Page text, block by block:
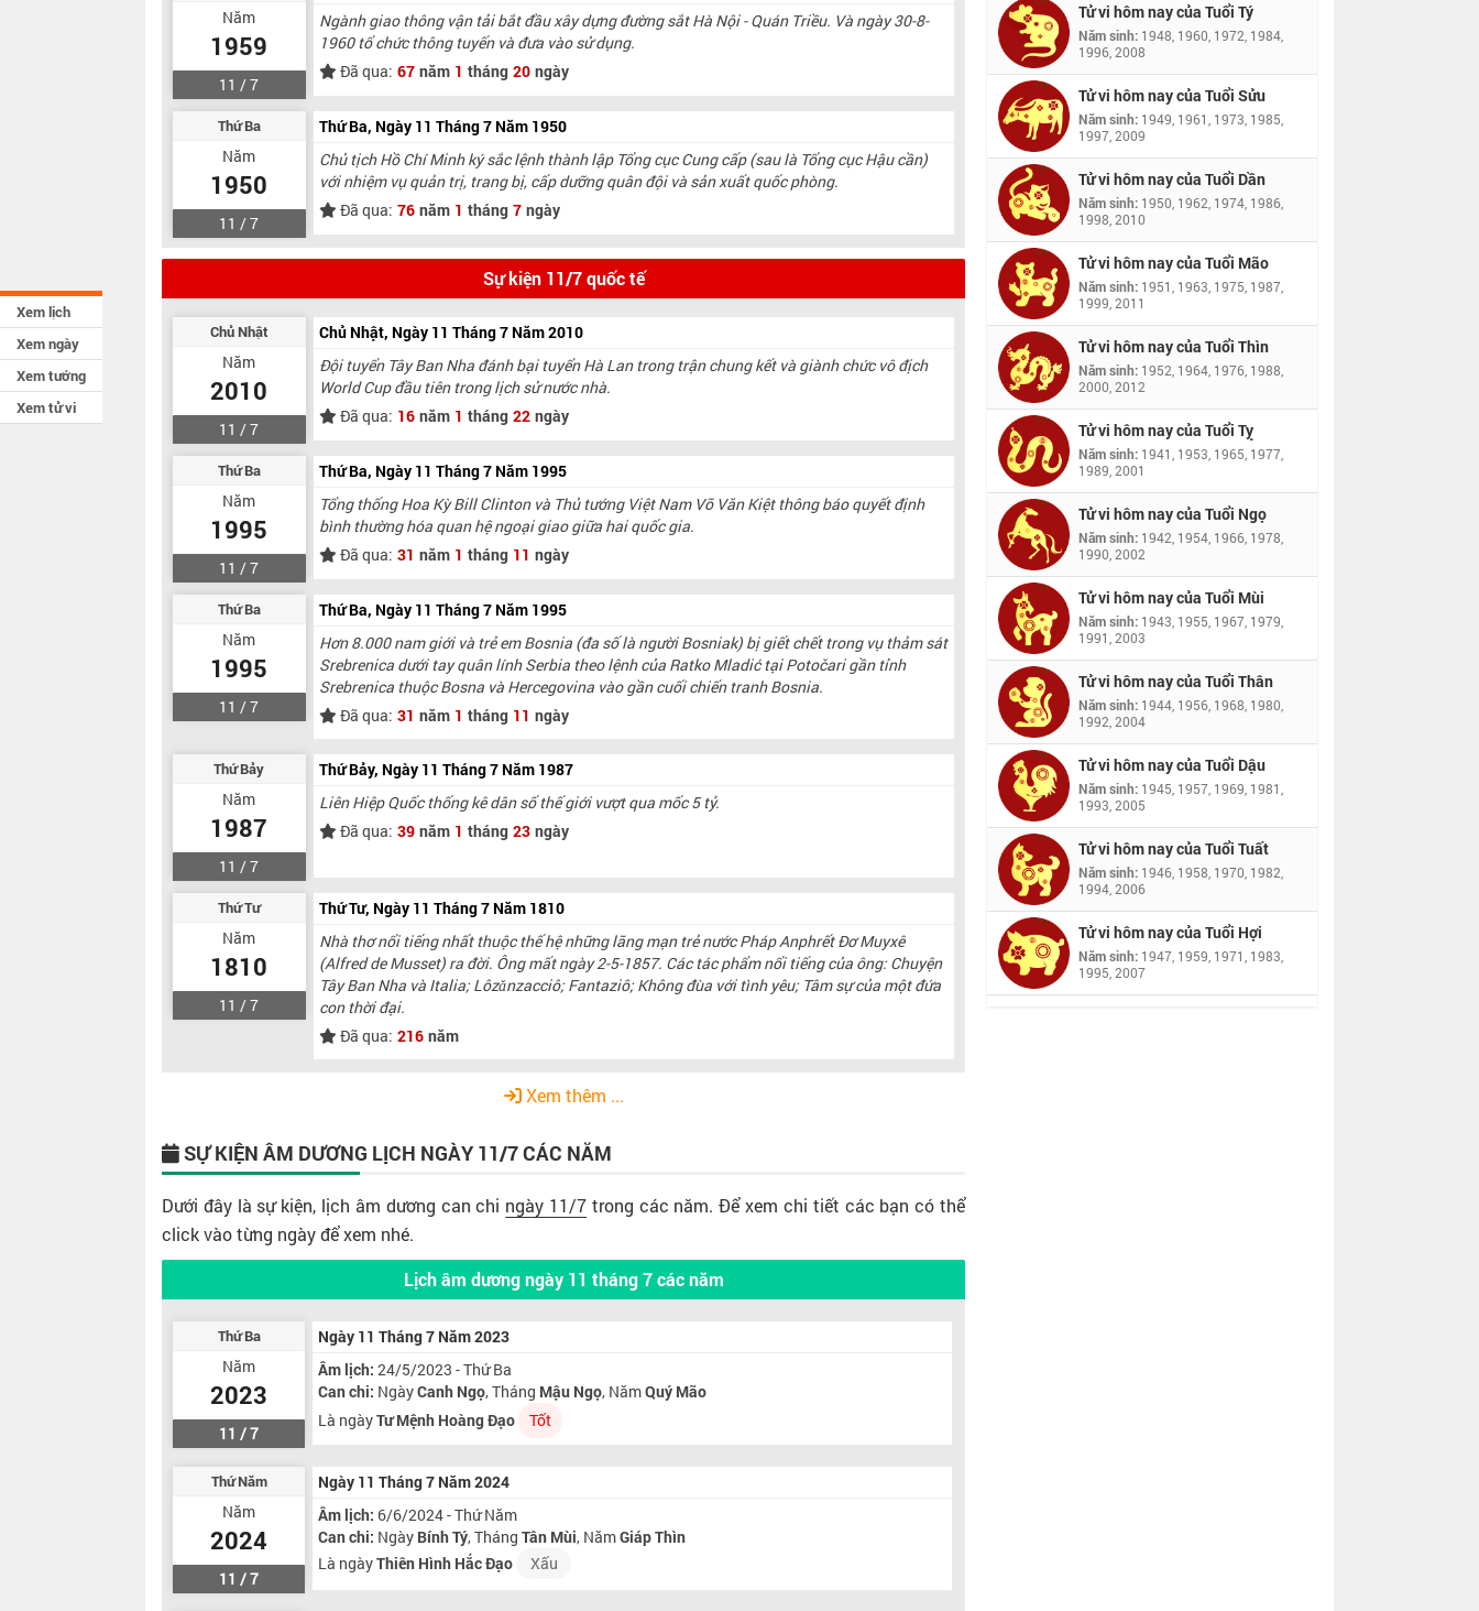
Xem lịch
Xem ngày
Xem tướng
Xem tử vi
Năm
1959
11 / 7
Ngành giao thông vận tải bắt đầu xây dựng đường sắt Hà Nội - Quán Triều. Và ngày 30-8-
1960 tổ chức thông tuyến và đưa vào sử dụng.
Đã qua: 67 năm 1 tháng 20 ngày
Thứ Ba
Năm
1950
11 / 7
Thứ Ba, Ngày 11 Tháng 7 Năm 1950
Chủ tịch Hồ Chí Minh ký sắc lệnh thành lập Tổng cục Cung cấp (sau là Tổng cục Hậu cần)
với nhiệm vụ quản trị, trang bị, cấp dưỡng quân đội và sản xuất quốc phòng.
Đã qua: 76 năm 1 tháng 7 ngày
Sự kiện 11/7 quốc tế
Chủ Nhật
Năm
2010
11 / 7
Chủ Nhật, Ngày 11 Tháng 7 Năm 2010
Đội tuyển Tây Ban Nha đánh bại tuyển Hà Lan trong trận chung kết và giành chức vô địch
World Cup đầu tiên trong lịch sử nước nhà.
Đã qua: 16 năm 1 tháng 22 ngày
Thứ Ba
Năm
1995
11 / 7
Thứ Ba, Ngày 11 Tháng 7 Năm 1995
Tổng thống Hoa Kỳ Bill Clinton và Thủ tướng Việt Nam Võ Văn Kiệt thông báo quyết định
bình thường hóa quan hệ ngoại giao giữa hai quốc gia.
Đã qua: 31 năm 1 tháng 11 ngày
Thứ Ba
Năm
1995
11 / 7
Thứ Ba, Ngày 11 Tháng 7 Năm 1995
Hơn 8.000 nam giới và trẻ em Bosnia (đa số là người Bosniak) bị giết chết trong vụ thảm sát
Srebrenica dưới tay quân lính Serbia theo lệnh của Ratko Mladić tại Potočari gần tỉnh
Srebrenica thuộc Bosna và Hercegovina vào gần cuối chiến tranh Bosnia.
Đã qua: 31 năm 1 tháng 11 ngày
Thứ Bảy
Năm
1987
11 / 7
Thứ Bảy, Ngày 11 Tháng 7 Năm 1987
Liên Hiệp Quốc thống kê dân số thế giới vượt qua mốc 5 tỷ.
Đã qua: 39 năm 1 tháng 23 ngày
Thứ Tư
Năm
1810
11 / 7
Thứ Tư, Ngày 11 Tháng 7 Năm 1810
Nhà thơ nổi tiếng nhất thuộc thế hệ những lãng mạn trẻ nước Pháp Anphrết Đơ Muyxê
(Alfred de Musset) ra đời. Ông mất ngày 2-5-1857. Các tác phẩm nổi tiếng của ông: Chuyện
Tây Ban Nha và Italia; Lôzǎnzacciô; Fantaziô; Không đùa với tình yêu; Tâm sự của một đứa
con thời đại.
Đã qua: 216 năm
Xem thêm ...
SỰ KIỆN ÂM DƯƠNG LỊCH NGÀY 11/7CÁC NĂM
Dưới đây là sự kiện, lịch âm dương can chi ngày 11/7 trong các năm. Để xem chi tiết các bạn có thể
click vào từng ngày để xem nhé.
Lịch âm dương ngày 11 tháng 7 các năm
Thứ Ba
Năm
2023
11 / 7
Ngày 11 Tháng 7 Năm 2023
Âm lịch: 24/5/2023 - Thứ Ba
Can chi: NgàyCanh Ngọ, Tháng Mậu Ngọ, NămQuý Mão
Là ngàyTư Mệnh Hoàng Đạo Tốt
Thứ Năm
Năm
2024
11 / 7
Ngày 11 Tháng 7 Năm 2024
Âm lịch: 6/6/2024 - Thứ Năm
Can chi: Ngày Bính Tý, ThángTân Mùi, NămGiáp Thìn
Là ngàyThiên Hình Hắc Đạo Xấu
Tử vi hôm nay của Tuổi Tý
Năm sinh: 1948, 1960, 1972, 1984,
1996, 2008
Tử vi hôm nay của Tuổi Sửu
Năm sinh: 1949, 1961, 1973, 1985,
1997, 2009
Tử vi hôm nay của Tuổi Dần
Năm sinh: 1950, 1962, 1974, 1986,
1998, 2010
Tử vi hôm nay của Tuổi Mão
Năm sinh: 1951, 1963, 1975, 1987,
1999, 2011
Tử vi hôm nay của Tuổi Thìn
Năm sinh: 1952, 1964, 1976, 1988,
2000, 2012
Tử vi hôm nay của Tuổi Tỵ
Năm sinh: 1941, 1953, 1965, 1977,
1989, 2001
Tử vi hôm nay của Tuổi Ngọ
Năm sinh: 1942, 1954, 1966, 1978,
1990, 2002
Tử vi hôm nay của Tuổi Mùi
Năm sinh: 1943, 1955, 1967, 1979,
1991, 2003
Tử vi hôm nay của Tuổi Thân
Năm sinh: 1944, 1956, 1968, 1980,
1992, 2004
Tử vi hôm nay của Tuổi Dậu
Năm sinh: 1945, 1957, 1969, 1981,
1993, 2005
Tử vi hôm nay của Tuổi Tuất
Năm sinh: 1946, 1958, 1970, 1982,
1994, 2006
Tử vi hôm nay của Tuổi Hợi
Năm sinh: 1947, 1959, 1971, 1983,
1995, 2007